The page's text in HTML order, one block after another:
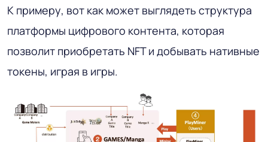
К примеру, вот как может выглядеть структура
платформы цифрового контента, которая
позволит приобретать NFT и добывать нативные
токены, играя в игры.